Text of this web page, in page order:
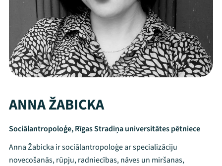
ANNA ŽABICKA
Sociālantropoloģe, Rīgas Stradiņa universitātes pētniece
Anna Žabicka ir sociālantropoloģe ar specializāciju
novecošanās, rūpju, radniecības, nāves un miršanas,